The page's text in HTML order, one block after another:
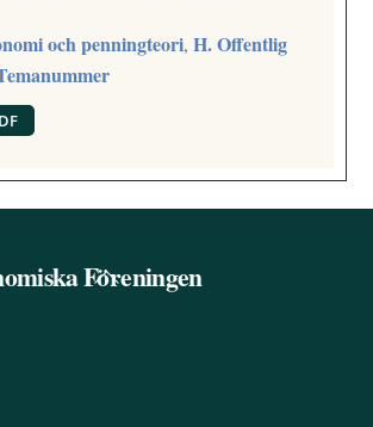
och penningteori,H. Offentlig
Back
Föreningen